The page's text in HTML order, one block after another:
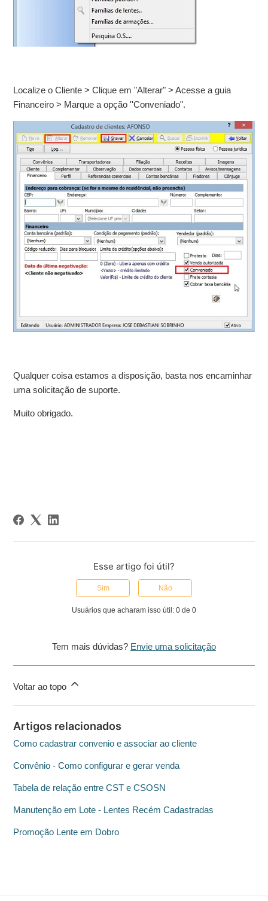
Localize o Cliente > Clique em "Alterar" > Acesse a guia
Financeiro > Marque a opção ''Conveniado".
Qualquer coisa estamos a disposição, basta nos encaminhar
uma solicitação de suporte.
Muito obrigado.
Esse artigo foi útil?
Sim Não
Usuários que acharam isso útil: 0 de 0
Tem mais dúvidas? Envie uma solicitação
Voltar ao topo
Artigos relacionados
Como cadastrar convenio e associar ao cliente
Convênio - Como configurar e gerar venda
Tabela de relação entre CST e CSOSN
Manutenção em Lote - Lentes Recém Cadastradas
Promoção Lente em Dobro